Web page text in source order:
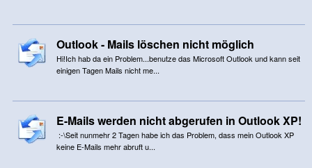
Outlook - Mails löschen nicht möglich
Hi!Ich hab da ein Problem...benutze das Microsoft Outlook und kann seit
einigen Tagen Mails nicht me...
E-Mails werden nicht abgerufen in Outlook XP!
:-\Seit nunmehr 2 Tagen habe ich das Problem, dass mein Outlook XP
keine E-Mails mehr abruft u...